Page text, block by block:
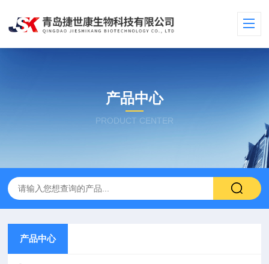
产品中心
PRODUCT CENTER
产品中心